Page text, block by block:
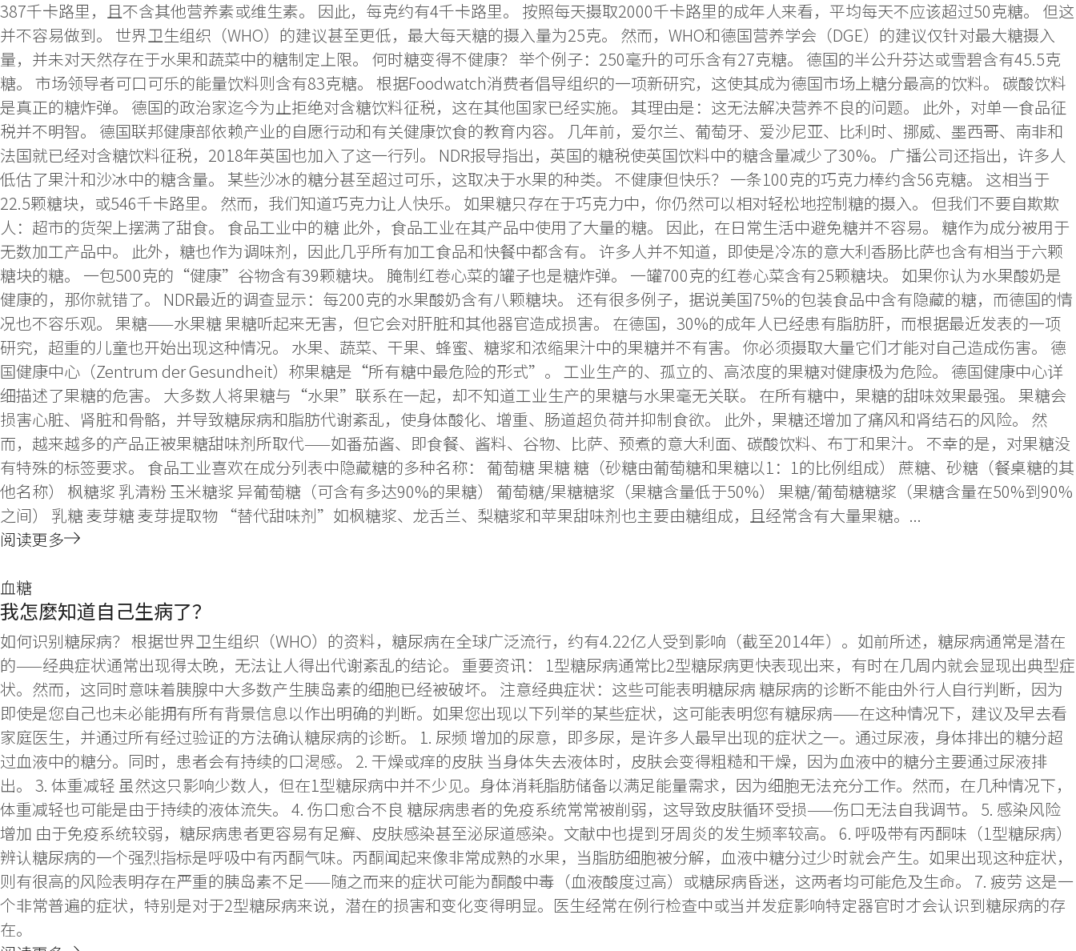
387千卡路里，且不含其他营养素或维生素。 因此，每克约有4千卡路里。 按照每天摄取2000千卡路里的成年人来看，平均每天不应该超过50克糖。 但这
并不容易做到。 世界卫生组织（WHO）的建议甚至更低，最大每天糖的摄入量为25克。 然而，WHO和德国营养学会（DGE）的建议仅针对最大糖摄入
量，并未对天然存在于水果和蔬菜中的糖制定上限。 何时糖变得不健康？ 举个例子：250毫升的可乐含有27克糖。 德国的半公升芬达或雪碧含有45.5克
糖。 市场领导者可口可乐的能量饮料则含有83克糖。 根据Foodwatch消费者倡导组织的一项新研究，这使其成为德国市场上糖分最高的饮料。 碳酸饮料
是真正的糖炸弹。 德国的政治家迄今为止拒绝对含糖饮料征税，这在其他国家已经实施。 其理由是：这无法解决营养不良的问题。 此外，对单一食品征
税并不明智。 德国联邦健康部依赖产业的自愿行动和有关健康饮食的教育内容。 几年前，爱尔兰、葡萄牙、爱沙尼亚、比利时、挪威、墨西哥、南非和
法国就已经对含糖饮料征税，2018年英国也加入了这一行列。 NDR报导指出，英国的糖税使英国饮料中的糖含量减少了30%。 广播公司还指出，许多人
低估了果汁和沙冰中的糖含量。 某些沙冰的糖分甚至超过可乐，这取决于水果的种类。 不健康但快乐？ 一条100克的巧克力棒约含56克糖。 这相当于
22.5颗糖块，或546千卡路里。 然而，我们知道巧克力让人快乐。 如果糖只存在于巧克力中，你仍然可以相对轻松地控制糖的摄入。 但我们不要自欺欺
人：超市的货架上摆满了甜食。 食品工业中的糖 此外，食品工业在其产品中使用了大量的糖。 因此，在日常生活中避免糖并不容易。 糖作为成分被用于
无数加工产品中。 此外，糖也作为调味剂，因此几乎所有加工食品和快餐中都含有。 许多人并不知道，即使是冷冻的意大利香肠比萨也含有相当于六颗
糖块的糖。 一包500克的“健康”谷物含有39颗糖块。 腌制红卷心菜的罐子也是糖炸弹。 一罐700克的红卷心菜含有25颗糖块。 如果你认为水果酸奶是
健康的，那你就错了。 NDR最近的调查显示：每200克的水果酸奶含有八颗糖块。 还有很多例子，据说美国75%的包装食品中含有隐藏的糖，而德国的情
况也不容乐观。 果糖——水果糖 果糖听起来无害，但它会对肝脏和其他器官造成损害。 在德国，30%的成年人已经患有脂肪肝，而根据最近发表的一项
研究，超重的儿童也开始出现这种情况。 水果、蔬菜、干果、蜂蜜、糖浆和浓缩果汁中的果糖并不有害。 你必须摄取大量它们才能对自己造成伤害。 德
国健康中心（Zentrum der Gesundheit）称果糖是“所有糖中最危险的形式”。 工业生产的、孤立的、高浓度的果糖对健康极为危险。 德国健康中心详
细描述了果糖的危害。 大多数人将果糖与“水果”联系在一起，却不知道工业生产的果糖与水果毫无关联。 在所有糖中，果糖的甜味效果最强。 果糖会
损害心脏、肾脏和骨骼，并导致糖尿病和脂肪代谢紊乱，使身体酸化、增重、肠道超负荷并抑制食欲。 此外，果糖还增加了痛风和肾结石的风险。 然
而，越来越多的产品正被果糖甜味剂所取代——如番茄酱、即食餐、酱料、谷物、比萨、预煮的意大利面、碳酸饮料、布丁和果汁。 不幸的是，对果糖没
有特殊的标签要求。 食品工业喜欢在成分列表中隐藏糖的多种名称： 葡萄糖 果糖 糖（砂糖由葡萄糖和果糖以1：1的比例组成） 蔗糖、砂糖（餐桌糖的其
他名称） 枫糖浆 乳清粉 玉米糖浆 异葡萄糖（可含有多达90%的果糖） 葡萄糖/果糖糖浆（果糖含量低于50%） 果糖/葡萄糖糖浆（果糖含量在50%到90%
之间） 乳糖 麦芽糖 麦芽提取物 “替代甜味剂”如枫糖浆、龙舌兰、梨糖浆和苹果甜味剂也主要由糖组成，且经常含有大量果糖。...
阅读更多
血糖
我怎麼知道自己生病了？
如何识别糖尿病？ 根据世界卫生组织（WHO）的资料，糖尿病在全球广泛流行，约有4.22亿人受到影响（截至2014年）。如前所述，糖尿病通常是潜在
的——经典症状通常出现得太晚，无法让人得出代谢紊乱的结论。 重要资讯： 1型糖尿病通常比2型糖尿病更快表现出来，有时在几周内就会显现出典型症
状。然而，这同时意味着胰腺中大多数产生胰岛素的细胞已经被破坏。 注意经典症状：这些可能表明糖尿病 糖尿病的诊断不能由外行人自行判断，因为
即使是您自己也未必能拥有所有背景信息以作出明确的判断。如果您出现以下列举的某些症状，这可能表明您有糖尿病——在这种情况下，建议及早去看
家庭医生，并通过所有经过验证的方法确认糖尿病的诊断。 1. 尿频 增加的尿意，即多尿，是许多人最早出现的症状之一。通过尿液，身体排出的糖分超
过血液中的糖分。同时，患者会有持续的口渴感。 2. 干燥或痒的皮肤 当身体失去液体时，皮肤会变得粗糙和干燥，因为血液中的糖分主要通过尿液排
出。 3. 体重减轻 虽然这只影响少数人，但在1型糖尿病中并不少见。身体消耗脂肪储备以满足能量需求，因为细胞无法充分工作。然而，在几种情况下，
体重减轻也可能是由于持续的液体流失。 4. 伤口愈合不良 糖尿病患者的免疫系统常常被削弱，这导致皮肤循环受损——伤口无法自我调节。 5. 感染风险
增加 由于免疫系统较弱，糖尿病患者更容易有足癣、皮肤感染甚至泌尿道感染。文献中也提到牙周炎的发生频率较高。 6. 呼吸带有丙酮味（1型糖尿病）
辨认糖尿病的一个强烈指标是呼吸中有丙酮气味。丙酮闻起来像非常成熟的水果，当脂肪细胞被分解，血液中糖分过少时就会产生。如果出现这种症状，
则有很高的风险表明存在严重的胰岛素不足——随之而来的症状可能为酮酸中毒（血液酸度过高）或糖尿病昏迷，这两者均可能危及生命。 7. 疲劳 这是一
个非常普遍的症状，特别是对于2型糖尿病来说，潜在的损害和变化变得明显。医生经常在例行检查中或当并发症影响特定器官时才会认识到糖尿病的存
在。